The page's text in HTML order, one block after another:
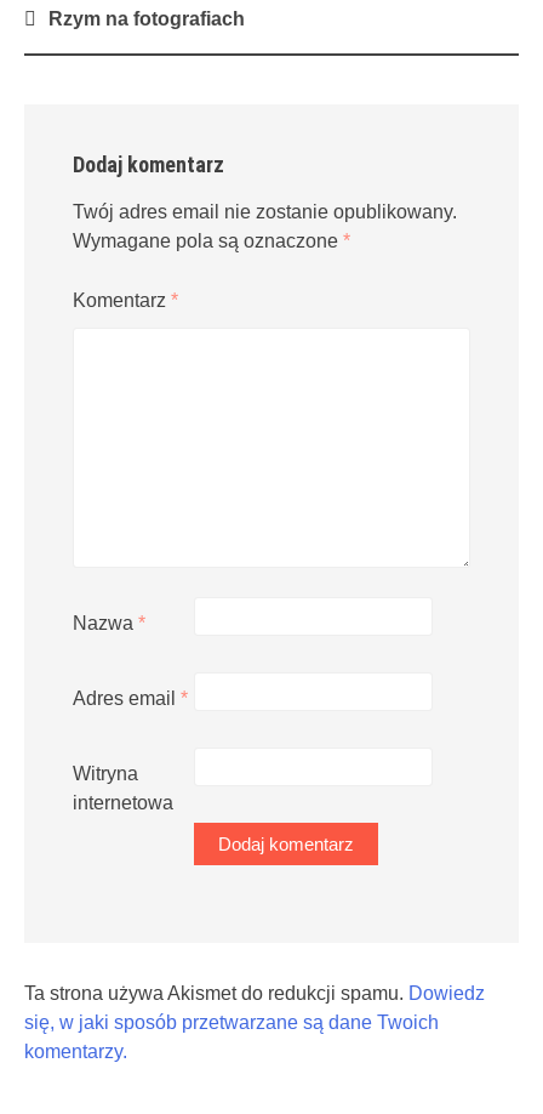
PostRzym na fotografiach
Dodaj komentarz
Twój adres email nie zostanie opublikowany.
Wymagane pola są oznaczone *
Komentarz *
Nazwa *
Adres email *
Witryna
internetowa
Ta strona używa Akismet do redukcji spamu. Dowiedz
się, w jaki sposób przetwarzane są dane Twoich
komentarzy.